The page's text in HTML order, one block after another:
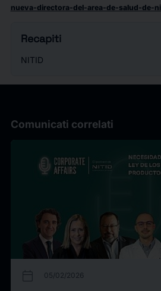
nueva-directora-del-area-de-salud-de-
Recapiti
NITID
Comunicati correlati
calendar_today 05/02/2026